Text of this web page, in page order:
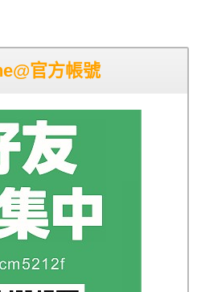
官方帳號